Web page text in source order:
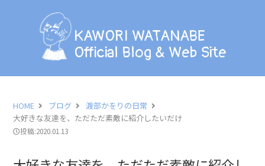
KAWORI WATANABE
Official Blog & Web Site
KAWORI WATANABE
Official Blog & Web Site
BLOG
SCHEDULE
HOME ブログ
渡部かをりの日常
大好きな友達を、ただただ素敵に紹介したいだけ
投稿:2020.01.13